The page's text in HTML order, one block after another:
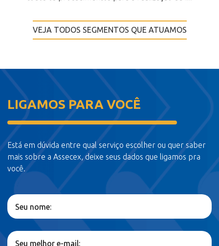
VEJA TODOS SEGMENTOS QUE ATUAMOS
LIGAMOS PARA VOCÊ
Está em dúvida entre qual serviço escolher ou quer saber
mais sobre a Assecex, deixe seus dados que ligamos pra
você.
Seu nome:
Seu melhor e-mail: